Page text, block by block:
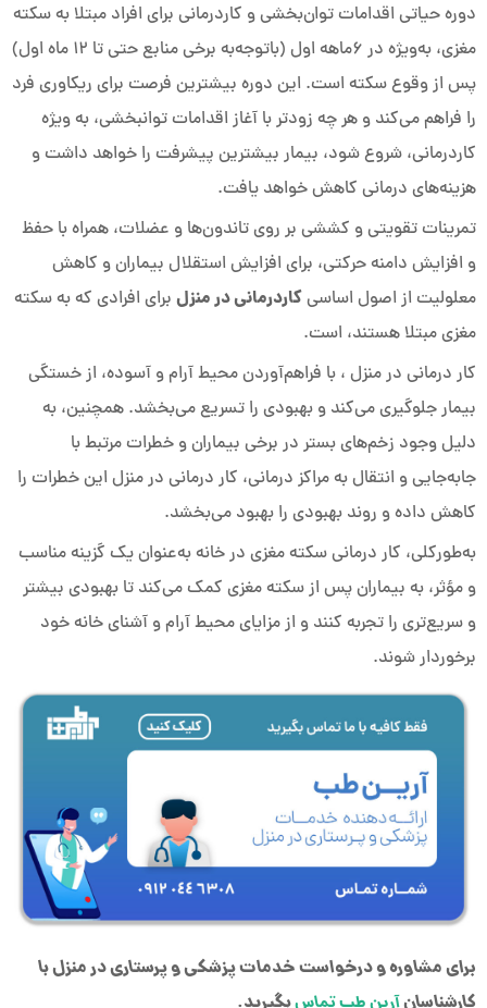
دوره حیاتی اقدامات توان‌بخشی و کاردرمانی برای افراد مبتلا به سکته
مغزی، به‌ویژه در ۶ماهه اول (باتوجه‌به برخی منابع حتی تا 12 ماه اول)
پس از وقوع سکته است. این دوره بیشترین فرصت برای ریکاوری فرد
را فراهم می‌کند و هر چه زودتر با آغاز اقدامات توانبخشی، به ویژه
کاردرمانی، شروع شود، بیمار بیشترین پیشرفت را خواهد داشت و
هزینه‌های درمانی کاهش خواهد یافت.
تمرینات تقویتی و کششی بر روی تاندون‌ها و عضلات، همراه با حفظ
و افزایش دامنه حرکتی، برای افزایش استقلال بیماران و کاهش
معلولیت از اصول اساسیکاردرمانی در منزلبرای افرادی که به سکته
مغزی مبتلا هستند، است.
کار درمانی در منزل ، با فراهم‌آوردن محیط آرام و آسوده، از خستگی
بیمار جلوگیری می‌کند و بهبودی را تسریع می‌بخشد. همچنین، به
دلیل وجود زخم‌های بستر در برخی بیماران و خطرات مرتبط با
جابه‌جایی و انتقال به مراکز درمانی، کار درمانی در منزل این خطرات را
کاهش داده و روند بهبودی را بهبود می‌بخشد.
به‌طورکلی، کار درمانی سکته مغزی در خانه به‌عنوان یک گزینه مناسب
و مؤثر، به بیماران پس از سکته مغزی کمک می‌کند تا بهبودی بیشتر
و سریع‌تری را تجربه کنند و از مزایای محیط آرام و آشنای خانه خود
برخوردار شوند.
برای مشاوره و درخواست خدمات پزشکی و پرستاری در منزل با